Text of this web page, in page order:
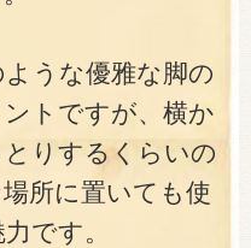
うな優雅な脚の
トですが、横か
りするくらいの
所に置いても使
です。